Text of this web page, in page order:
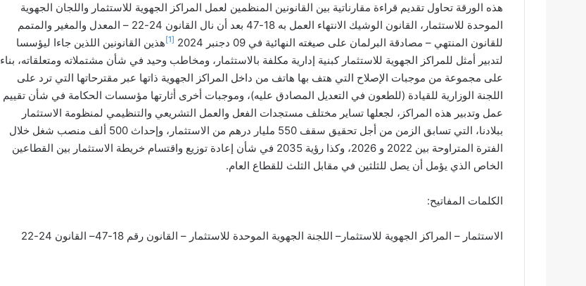
هذه الورقة تحاول تقديم قراءة مقارناتية بين القانونين المنظمين لعمل المراكز الجهوية للاستثمار واللجان الجهوية
الموحدة للاستثمار، القانون الوشيك الانتهاء العمل به 18-47 بعد أن نال القانون 24-22 – المعدل والمغير والمتمم
للقانون المنتهي – مصادقة البرلمان على صيغته النهائية في 09 دجنبر 2024
[1]
هذين القانونين اللذين جاءا ليؤسسا
لتدبير أمثل للمراكز الجهوية للاستثمار كبنية إدارية مكلفة بالاستثمار، ومخاطب وحيد في شأن مشتملاته ومتعلقاته، بناء
على مجموعة من موجبات الإصلاح التي هتف بها هاتف من داخل المراكز الجهوية ذاتها عبر مقترحاتها التي ترد على
اللجنة الوزارية للقيادة (للطعون في التعديل المصادق عليه)، وموجبات أخرى أثارتها مؤسسات الحكامة في شأن تقييم
عمل وتدبير هذه المراكز، لجعلها تساير مختلف مستجدات الفعل والعمل التشريعي والتنظيمي لمنظومة الاستثمار
ببلادنا، التي تسابق الزمن من أجل تحقيق سقف 550 مليار درهم من الاستثمار، وإحداث 500 ألف منصب شغل خلال
الفترة المتراوحة بين 2022 و 2026، وكذا رؤية 2035 في شأن إعادة توزيع واقتسام خريطة الاستثمار بين القطاعين
الخاص الذي يؤمل أن يصل للثلثين في مقابل الثلث للقطاع العام.
الكلمات المفاتيح:
الاستثمار – المراكز الجهوية للاستثمار– اللجنة الجهوية الموحدة للاستثمار – القانون رقم 18-47– القانون 24-22